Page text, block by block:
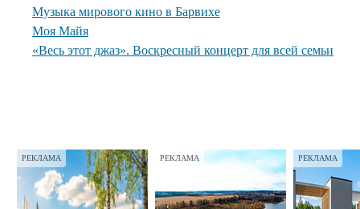
Музыка мирового кино в Барвихе
Моя Майя
«Весь этот джаз». Воскресный концерт для всей семьи
РЕКЛАМА РЕКЛАМА РЕКЛАМА